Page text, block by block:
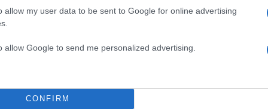
allow my user data to be sent to Google for online advertising
allow Google to send me personalized advertising.
CONFIRM